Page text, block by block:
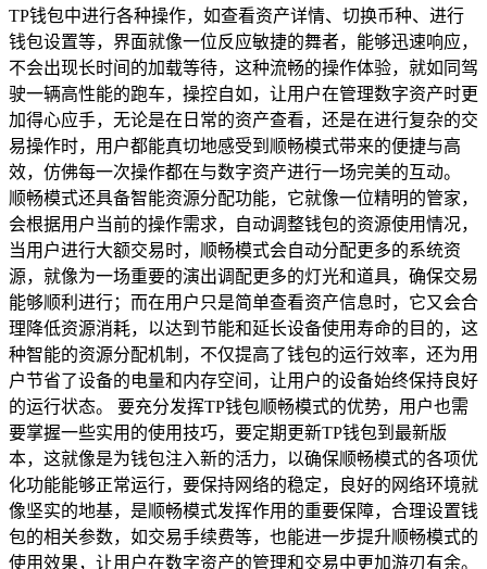
TP钱包中进行各种操作，如查看资产详情、切换币种、进行
钱包设置等，界面就像一位反应敏捷的舞者，能够迅速响应，
不会出现长时间的加载等待，这种流畅的操作体验，就如同驾
驶一辆高性能的跑车，操控自如，让用户在管理数字资产时更
加得心应手，无论是在日常的资产查看，还是在进行复杂的交
易操作时，用户都能真切地感受到顺畅模式带来的便捷与高
效，仿佛每一次操作都在与数字资产进行一场完美的互动。
顺畅模式还具备智能资源分配功能，它就像一位精明的管家，
会根据用户当前的操作需求，自动调整钱包的资源使用情况，
当用户进行大额交易时，顺畅模式会自动分配更多的系统资
源，就像为一场重要的演出调配更多的灯光和道具，确保交易
能够顺利进行；而在用户只是简单查看资产信息时，它又会合
理降低资源消耗，以达到节能和延长设备使用寿命的目的，这
种智能的资源分配机制，不仅提高了钱包的运行效率，还为用
户节省了设备的电量和内存空间，让用户的设备始终保持良好
的运行状态。 要充分发挥TP钱包顺畅模式的优势，用户也需
要掌握一些实用的使用技巧，要定期更新TP钱包到最新版
本，这就像是为钱包注入新的活力，以确保顺畅模式的各项优
化功能能够正常运行，要保持网络的稳定，良好的网络环境就
像坚实的地基，是顺畅模式发挥作用的重要保障，合理设置钱
包的相关参数，如交易手续费等，也能进一步提升顺畅模式的
使用效果，让用户在数字资产的管理和交易中更加游刃有余。